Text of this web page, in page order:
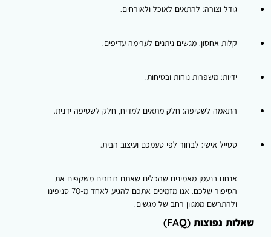
גודל וצורה: להתאים לאוכל ולאורחים.
קלות אחסון: מגשים ניתנים לערימה עדיפים.
ידיות: משפרות נוחות ובטיחות.
התאמה לשטיפה: חלק מתאים למדיח, חלק לשטיפה ידנית.
סטייל אישי: לבחור לפי טעמכם ועיצוב הבית.
אנחנו בנעמן מאמינים שהכלים שאתם בוחרים משקפים את
הסיפור שלכם. אנו מזמינים אתכם להגיע לאחד מ-70 סניפינו
ולהתרשם ממגוון רחב של מגשים.
שאלות נפוצות (FAQ)